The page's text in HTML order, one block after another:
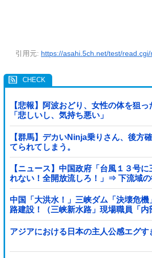
引用元: https://asahi.5ch.net/test/
【悲報】阿波おどり、女性の体を狙
「悲しいし、気持ち悪い」
【群馬】デカいNinja乗りさん、後方
てられてしまう。
【ニュース】中国政府「台風１３号
れない！全開放流しろ！」⇒ 下流域
ｗｗｗ
中国「大洪水！」三峡ダム「決壊危機
路建設！（三峡新水路」現場職員「内
踪」湖南省「三峡放流情報（画像」台
アジアにおける日本の主人公感エグす